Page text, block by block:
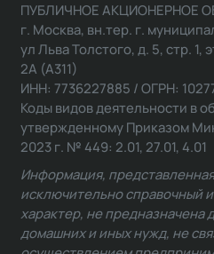
ПУБЛИЧНОЕ АКЦИОНЕРНОЕ
г. Москва, вн.тер. г.
ул Льва Толстого, д. 5, стр.
2А (А311)
ИНН: 7736227885 / ОГРН:
Коды видов деятельности в
утвержденному Приказом
2023 г. № 449: 2.01, 27.01, 4.01
Информация,
исключительно справочный
характер, не предназначена
домашних и иных нужд, не